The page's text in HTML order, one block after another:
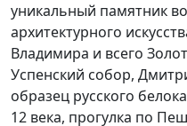
уникальный памятник
архитектурного
Владимира и всего
Успенский собор,
образец русского
12 века, прогулка по